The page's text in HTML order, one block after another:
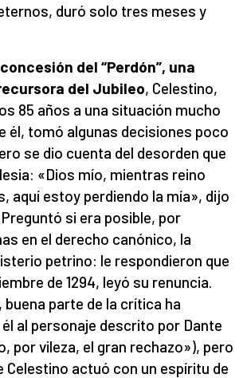
duró solo tres meses y
del “Perdón”, una
del Jubileo, Celestino,
85 años a una situación mucho
él, tomó algunas decisiones poco
se dio cuenta del desorden que
«Dios mío, mientras reino
aquí estoy perdiendo la mía», dijo
si era posible, por
en el derecho canónico, la
petrino: le respondieron que
de 1294, leyó su renuncia.
parte de la crítica ha
al personaje descrito por Dante
por vileza, el gran rechazo»), pero
Celestino actuó con un espíritu de